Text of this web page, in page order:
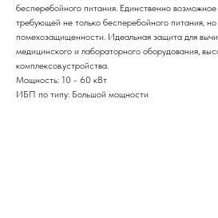
бесперебойного питания. Единственно
требующей не только бесперебойного питания,
помехозащищенности. Идеальная защита для
медицинского и лабораторного оборудования,
комплексов.устройства.
Мощность: 10 - 60 кВт
ИБП по типу: Большой мощности